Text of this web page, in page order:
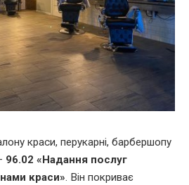
краси, перукарні, барбершопу
96.02 «Надання послуг
краси». Він покриває